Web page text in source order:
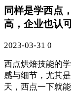
同样是学西点
高，企业也认
2023-03-31 0
西点烘焙技能的
感与细节，尤其
天，西点一下就